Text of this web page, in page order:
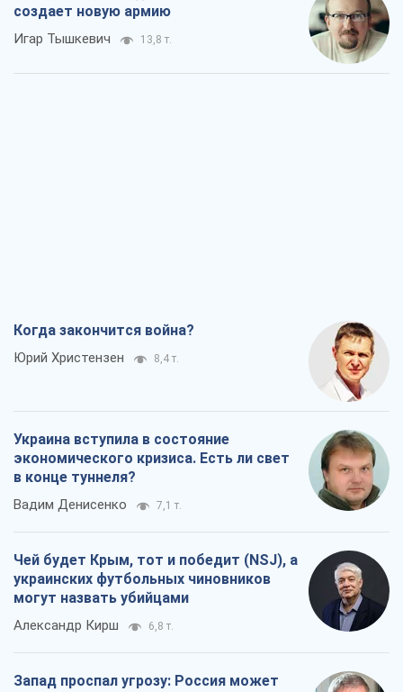
создает новую армию
Игар Тышкевич 13,8 т.
Когда закончится война?
Юрий Христензен 8,4 т.
Украина вступила в состояние
экономического кризиса. Есть ли свет
в конце туннеля?
Вадим Денисенко 7,1 т.
Чей будет Крым, тот и победит (NSJ), а
украинских футбольных чиновников
могут назвать убийцами
Александр Кирш 6,8 т.
Запад проспал угрозу: Россия может